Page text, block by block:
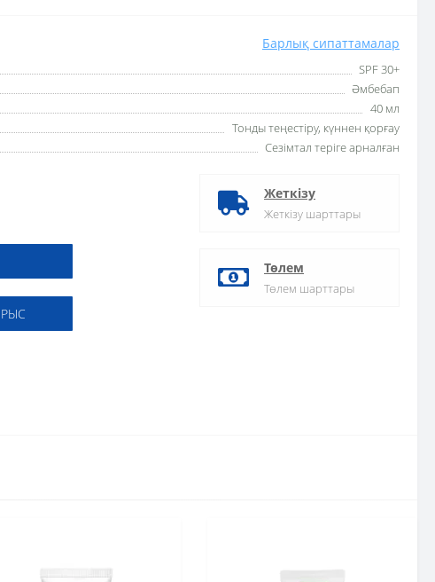
Барлық сипаттамалар
SPF 30+
Әмбебап
40 мл
Тонды теңестіру, күннен қорғау
Сезімтал теріге арналған
Жеткізу
Жеткізу шарттары
Төлем
Төлем шарттары